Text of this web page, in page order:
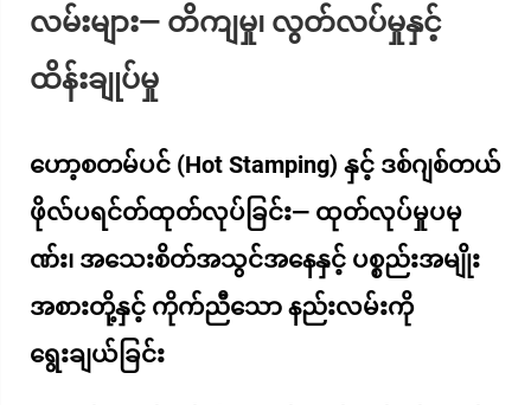
လမ်းများ— တိကျမှု၊ လွတ်လပ်မှုနှင့်
ထိန်းချုပ်မှု
ဟော့စတမ်ပင် (Hot Stamping) နှင့် ဒစ်ဂျစ်တယ်
ဖိုလ်ပရင်တ်ထုတ်လုပ်ခြင်း— ထုတ်လုပ်မှုပမု
ဏ်း၊ အသေးစိတ်အသွင်အနေနှင့် ပစ္စည်းအမျိုး
အစားတို့နှင့် ကိုက်ညီသော နည်းလမ်းကို
ရွေးချယ်ခြင်း